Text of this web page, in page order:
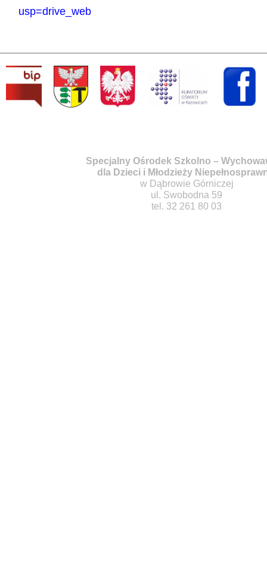
usp=drive_web
Specjalny Ośrodek Szkolno –
dla Dzieci i Młodzieży
w Dąbrowie Górniczej
ul. Swobodna 59
tel. 32 261 80 03